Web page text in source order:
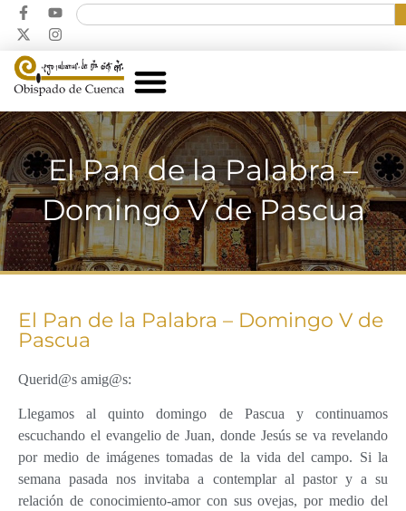
El Pan de la Palabra –
Domingo V de Pascua
El Pan de la Palabra – Domingo V de
Pascua
Querid@s amig@s:
Llegamos al quinto domingo de Pascua y continuamos
escuchando el evangelio de Juan, donde Jesús se va revelando
por medio de imágenes tomadas de la vida del campo. Si la
semana pasada nos invitaba a contemplar al pastor y a su
relación de conocimiento-amor con sus ovejas, por medio del